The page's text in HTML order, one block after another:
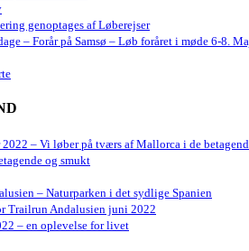
genoptages af Løberejser
– Forår på Samsø – Løb foråret i møde 6-8.
– Vi løber på tværs af Mallorca i de
og smukt
– Naturparken i det sydlige Spanien
Trailrun Andalusien juni 2022
– en oplevelse for livet